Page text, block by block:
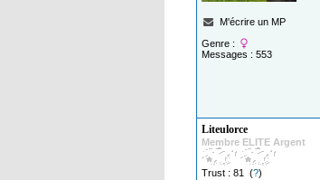
M'écrire un MP
Genre :
Messages : 553
Liteulorce
Membre ELITE Argent
Trust : 81 (?)